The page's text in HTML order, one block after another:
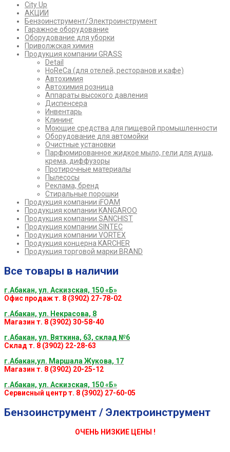
City Up
АКЦИИ
Бензоинструмент/Электроинструмент
Гаражное оборудование
Оборудование для уборки
Приволжская химия
Продукция компании GRASS
Detail
HoReCa (для отелей, ресторанов и кафе)
Автохимия
Автохимия розница
Аппараты высокого давления
Диспенсера
Инвентарь
Клининг
Моющие средства для пищевой промышленности
Оборудование для автомойки
Очистные установки
Парфюмированное жидкое мыло, гели для душа,
крема, диффузоры
Протирочные материалы
Пылесосы
Реклама, бренд
Стиральные порошки
Продукция компании iFOAM
Продукция компании KANGAROO
Продукция компании SANCHIST
Продукция компании SINTEC
Продукция компании VORTEX
Продукция концерна KARCHER
Продукция торговой марки BRAND
Все товары в наличии
г.Абакан, ул. Аскизская, 150 «Б»
Офис продаж т. 8 (3902) 27-78-02
г.Абакан, ул. Некрасова, 8
Магазин т. 8 (3902) 30-58-40
г.Абакан, ул. Вяткина, 63, склад №6
Склад т. 8 (3902) 22-28-63
г.Абакан,ул. Маршала Жукова, 17
Магазин т. 8 (3902) 20-25-12
г.Абакан, ул. Аскизская, 150 «Б»
Сервисный центр т. 8 (3902) 27-60-05
Бензоинструмент / Электроинструмент
ОЧЕНЬ НИЗКИЕ ЦЕНЫ !